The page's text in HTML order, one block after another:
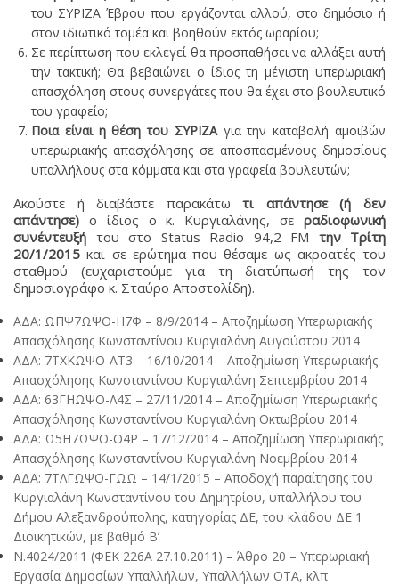
του ΣΥΡΙΖΑ Έβρου που εργάζονται αλλού, στο δημόσιο ή
στον ιδιωτικό τομέα και βοηθούν εκτός ωραρίου;
Σε περίπτωση που εκλεγεί θα προσπαθήσει να αλλάξει αυτή
την τακτική; Θα βεβαιώνει ο ίδιος τη μέγιστη υπερωριακή
απασχόληση στους συνεργάτες που θα έχει στο βουλευτικό
του γραφείο;
Ποια είναι η θέση του ΣΥΡΙΖΑγια την καταβολή αμοιβών
υπερωριακής απασχόλησης σε αποσπασμένους δημοσίους
υπαλλήλους στα κόμματα και στα γραφεία βουλευτών;
Ακούστε ή διαβάστε παρακάτω τι απάντησε (ή δεν
απάντησε) ο ίδιος ο κ. Κυργιαλάνης, σε ραδιοφωνική
συνέντευξή του στο Status Radio 94,2 FM την Τρίτη
20/1/2015 και σε ερώτημα που θέσαμε ως ακροατές του
σταθμού (ευχαριστούμε για τη διατύπωσή της τον
δημοσιογράφο κ. Σταύρο Αποστολίδη).
ΑΔΑ: ΩΠΨ7ΩΨΟ-Η7Φ – 8/9/2014 – Αποζημίωση Υπερωριακής
Απασχόλησης Κωνσταντίνου Κυργιαλάνη Αυγούστου 2014
ΑΔΑ: 7ΤΧΚΩΨΟ-ΑΤ3 – 16/10/2014 – Αποζημίωση Υπερωριακής
Απασχόλησης Κωνσταντίνου Κυργιαλάνη Σεπτεμβρίου 2014
ΑΔΑ: 63ΓΗΩΨΟ-Λ4Σ – 27/11/2014 – Αποζημίωση Υπερωριακής
Απασχόλησης Κωνσταντίνου Κυργιαλάνη Οκτωβρίου 2014
ΑΔΑ: Ω5Η7ΩΨΟ-Ο4Ρ – 17/12/2014 – Αποζημίωση Υπερωριακής
Απασχόλησης Κωνσταντίνου Κυργιαλάνη Νοεμβρίου 2014
ΑΔΑ: 7ΤΛΓΩΨΟ-ΓΩΩ – 14/1/2015 – Αποδοχή παραίτησης του
Κυργιαλάνη Κωνσταντίνου του Δημητρίου, υπαλλήλου του
Δήμου Αλεξανδρούπολης, κατηγορίας ΔΕ, του κλάδου ΔΕ 1
Διοικητικών, με βαθμό Β’
Ν.4024/2011 (ΦΕΚ 226Α 27.10.2011) – Άθρο 20 – Υπερωριακή
Εργασία Δημοσίων Υπαλλήλων, Υπαλλήλων ΟΤΑ, κλπ